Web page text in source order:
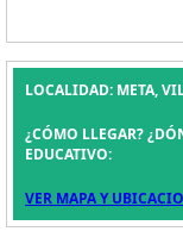
LOCALIDAD: META,
¿CÓMO LLEGAR?
EDUCATIVO:
VER MAPA Y